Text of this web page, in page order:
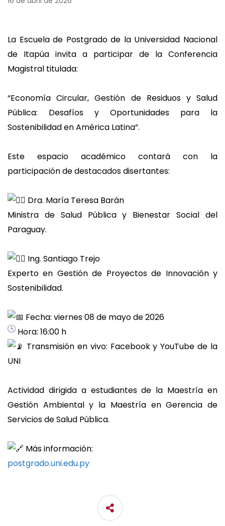
La Escuela de Postgrado de la Universidad Nacional
de Itapúa invita a participar de la Conferencia
Magistral titulada:
“Economía Circular, Gestión de Residuos y Salud
Pública: Desafíos y Oportunidades para la
Sostenibilidad en América Latina”.
Este espacio académico contará con la
participación de destacados disertantes:
Dra. María Teresa Barán
Ministra de Salud Pública y Bienestar Social del
Paraguay.
Ing. Santiago Trejo
Experto en Gestión de Proyectos de Innovación y
Sostenibilidad.
Fecha: viernes 08 de mayo de 2026
Hora: 16:00 h
Transmisión en vivo: Facebook y YouTube de la
UNI
Actividad dirigida a estudiantes de la Maestría en
Gestión Ambiental y la Maestría en Gerencia de
Servicios de Salud Pública.
Más información:
postgrado.uni.edu.py